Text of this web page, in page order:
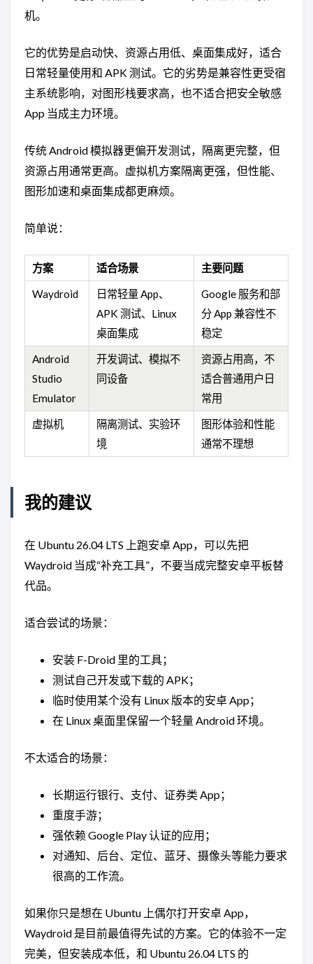
机。
它的优势是启动快、资源占用低、桌面集成好，适合
日常轻量使用和 APK 测试。它的劣势是兼容性更受宿
主系统影响，对图形栈要求高，也不适合把安全敏感
App 当成主力环境。
传统 Android 模拟器更偏开发测试，隔离更完整，但
资源占用通常更高。虚拟机方案隔离更强，但性能、
图形加速和桌面集成都更麻烦。
简单说：
方案 适合场景 主要问题
Waydroid
日常轻量 App、
APK 测试、Linux
桌面集成
Google 服务和部
分 App 兼容性不
稳定
Android
Studio
Emulator
开发调试、模拟不
同设备
资源占用高，不
适合普通用户日
常用
虚拟机
隔离测试、实验环
境
图形体验和性能
通常不理想
我的建议
在 Ubuntu 26.04 LTS 上跑安卓 App，可以先把
Waydroid 当成“补充工具”，不要当成完整安卓平板替
代品。
适合尝试的场景：
安装 F-Droid 里的工具；
测试自己开发或下载的 APK；
临时使用某个没有 Linux 版本的安卓 App；
在 Linux 桌面里保留一个轻量 Android 环境。
不太适合的场景：
长期运行银行、支付、证券类 App；
重度手游；
强依赖 Google Play 认证的应用；
对通知、后台、定位、蓝牙、摄像头等能力要求
很高的工作流。
如果你只是想在 Ubuntu 上偶尔打开安卓 App，
Waydroid 是目前最值得先试的方案。它的体验不一定
完美，但安装成本低，和 Ubuntu 26.04 LTS 的